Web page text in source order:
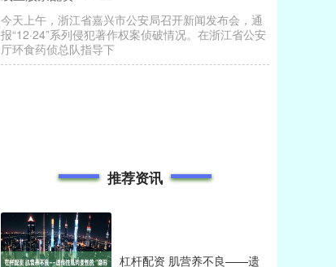
今天上午，浙江省嘉兴市公安局召开新闻发布会，通
报“12·24”系列侵犯著作权案侦破情况。在浙江省公安
厅环食药侦总队指导下
推荐资讯
杠杆配资 肌营养不良——遗